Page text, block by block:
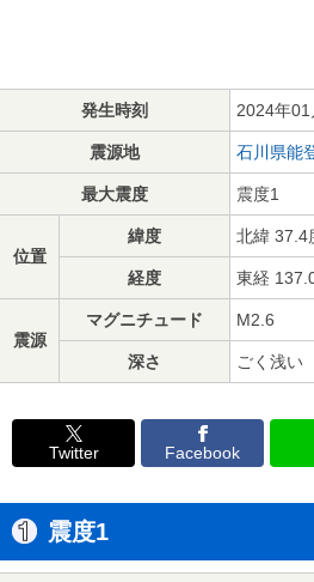
発生時刻 2024年
震源地 石川県能
最大震度 震度1
位置
緯度 北緯 37.4
経度 東経
震源
マグニチュード M2.6
深さ ごく浅い
Twitter Facebook
震度1